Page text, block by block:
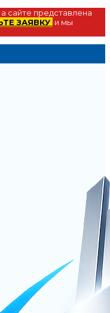
сайте представлена
ЗАЯВКУ и мы